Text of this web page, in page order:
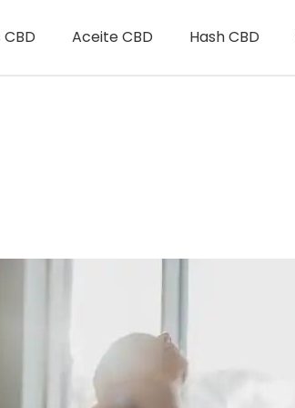
Aceite CBD Hash CBD